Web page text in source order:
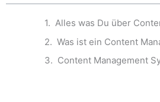
Alles was Du über
Was ist ein Content
Content Management